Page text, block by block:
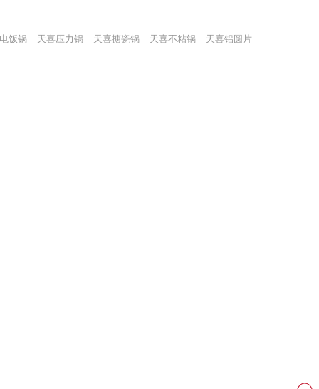
电饭锅 天喜压力锅 天喜搪瓷锅 天喜不粘锅 天喜铝圆片